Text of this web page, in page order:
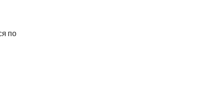
по